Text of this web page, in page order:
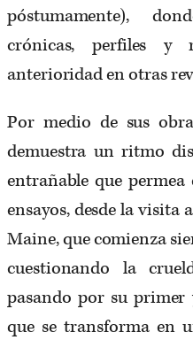
póstumamente),
crónicas, perfiles y
anterioridad en otras
Por medio de sus
demuestra un ritmo
entrañable que
ensayos, desde la visita
Maine, que comienza
cuestionando la
pasando por su
que se transforma en